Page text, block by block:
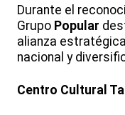
Durante el
Grupo Popular
alianza
nacional y
Centro Cultural